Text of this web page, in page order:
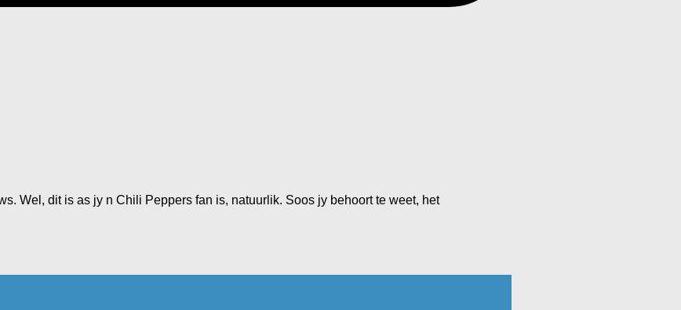
Wel, dit is as jy n Chili Peppers fan is, natuurlik. Soos jy behoort te weet, het